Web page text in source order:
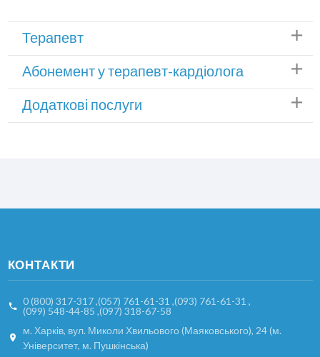
Терапевт
Абонемент у терапевт-кардіолога
Додаткові послуги
КОНТАКТИ
0 (800) 317-317 ,(057) 761-61-31 ,(093) 761-61-31 ,
(099) 548-44-85 ,(097) 318-67-58
м. Харків, вул. Миколи Хвильового (Маяковського), 24 (м.
Університет, м. Пушкінська)